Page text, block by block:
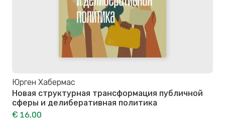
Юрген Хабермас
Новая структурная трансформация публичной
сферы и делиберативная политика
€ 16,00